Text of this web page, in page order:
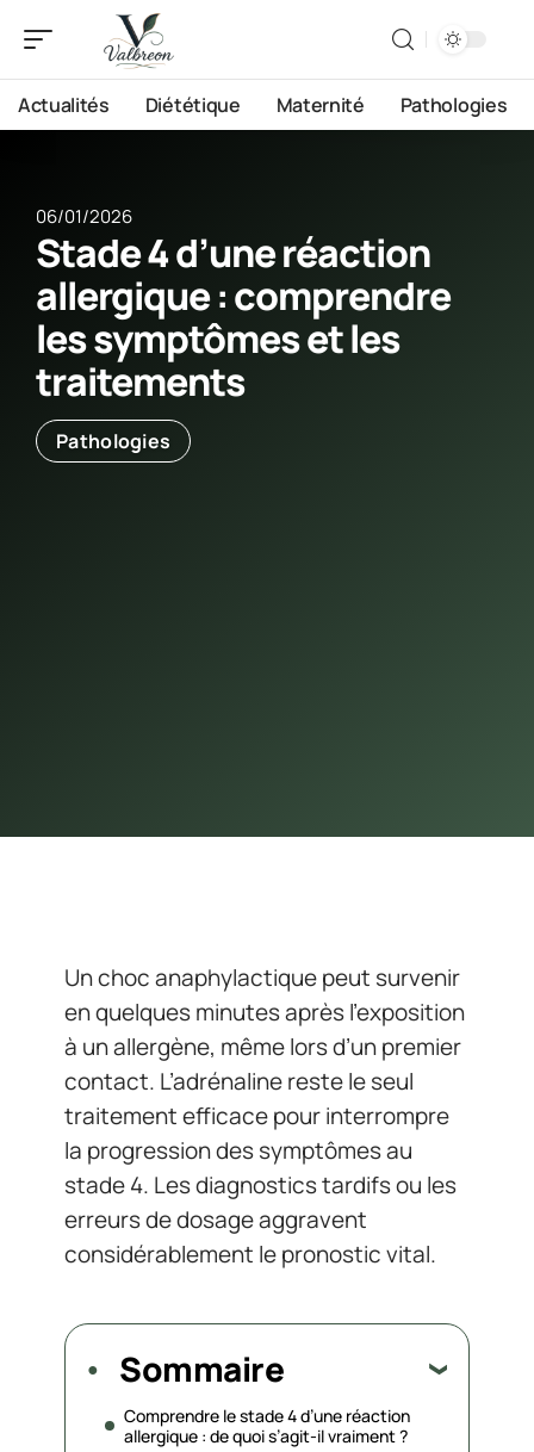
Actualités Diététique Maternité Pathologies
06/01/2026
Stade 4 d’une réaction
allergique : comprendre
les symptômes et les
traitements
Pathologies
Un choc anaphylactique peut survenir
en quelques minutes après l’exposition
à un allergène, même lors d’un premier
contact. L’adrénaline reste le seul
traitement efficace pour interrompre
la progression des symptômes au
stade 4. Les diagnostics tardifs ou les
erreurs de dosage aggravent
considérablement le pronostic vital.
Sommaire
Comprendre le stade 4 d’une réaction
allergique : de quoi s’agit-il vraiment ?